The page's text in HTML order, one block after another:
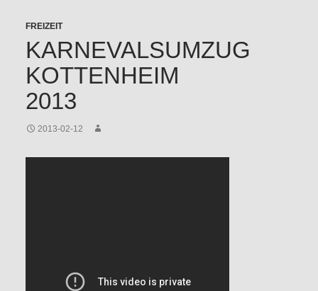
FREIZEIT
KARNEVALSUMZUG
KOTTENHEIM
2013
2013-02-12